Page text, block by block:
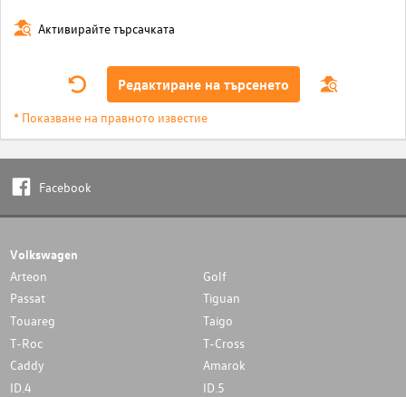
Активирайте търсачката
Редактиране на търсенето
* Показване на правното известие
Facebook
Volkswagen
Arteon
Golf
Passat
Tiguan
Touareg
Taigo
T-Roc
T-Cross
Caddy
Amarok
ID.4
ID.5